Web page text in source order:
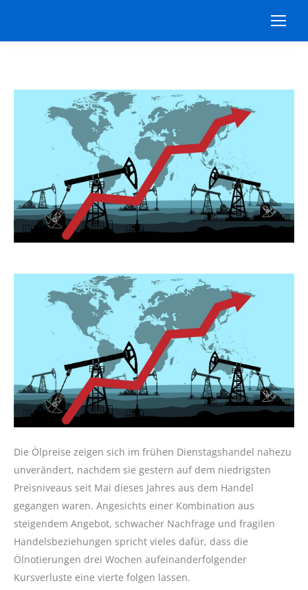
Die Ölpreise zeigen sich im frühen Dienstagshandel nahezu
unverändert, nachdem sie gestern auf dem niedrigsten
Preisniveaus seit Mai dieses Jahres aus dem Handel
gegangen waren. Angesichts einer Kombination aus
steigendem Angebot, schwacher Nachfrage und fragilen
Handelsbeziehungen spricht vieles dafür, dass die
Ölnotierungen drei Wochen aufeinanderfolgender
Kursverluste eine vierte folgen lassen.